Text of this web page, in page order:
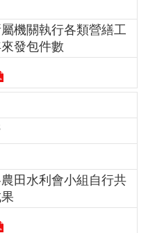
機關執行各類營繕工
發包件數
田水利會小組自行共